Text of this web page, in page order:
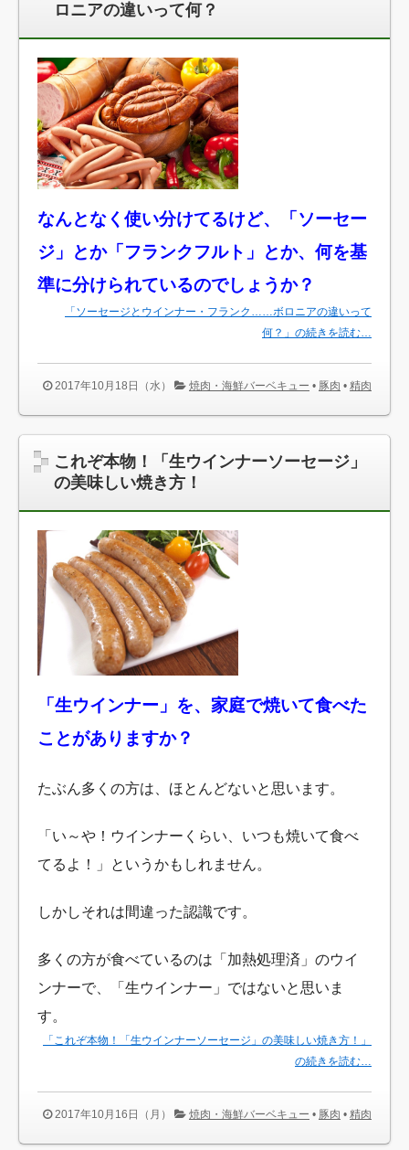
ロニアの違いって何？
なんとなく使い分けてるけど、「ソーセー
ジ」とか「フランクフルト」とか、何を基
準に分けられているのでしょうか？
「ソーセージとウインナー・フランク……ボロニアの違いって
何？」の続きを読む…
2017年10月18日（水） 焼肉・海鮮バーベキュー • 豚肉 • 精肉
これぞ本物！「生ウインナーソーセージ」
の美味しい焼き方！
「生ウインナー」を、家庭で焼いて食べた
ことがありますか？
たぶん多くの方は、ほとんどないと思います。
「い～や！ウインナーくらい、いつも焼いて食べ
てるよ！」というかもしれません。
しかしそれは間違った認識です。
多くの方が食べているのは「加熱処理済」のウイ
ンナーで、「生ウインナー」ではないと思いま
す。
「これぞ本物！「生ウインナーソーセージ」の美味しい焼き方！」
の続きを読む…
2017年10月16日（月） 焼肉・海鮮バーベキュー • 豚肉 • 精肉